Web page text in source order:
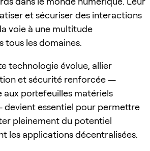
et sécuriser des interactions
voie à une multitude
tous les domaines.
technologie évolue, allier
et sécurité renforcée —
portefeuilles matériels
devient essentiel pour permettre
pleinement du potentiel
les applications décentralisées.